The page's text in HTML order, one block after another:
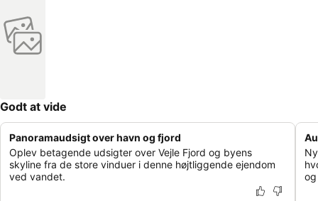
Godt at vide
Panoramaudsigt over havn og fjord
Oplev betagende udsigter over Vejle Fjord og byens
skyline fra de store vinduer i denne højtliggende ejendom
ved vandet.